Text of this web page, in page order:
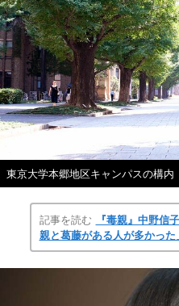
東京大学本郷地区キャンパスの構
記事を読む
『毒親』中野信
親と葛藤がある人が多かった